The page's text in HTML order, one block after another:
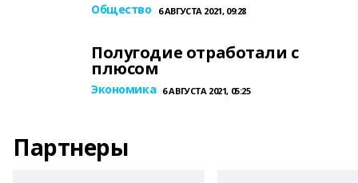
Общество 6 АВГУСТА 2021, 09:28
Полугодие отработали с
плюсом
Экономика 6 АВГУСТА 2021, 05:25
Партнеры